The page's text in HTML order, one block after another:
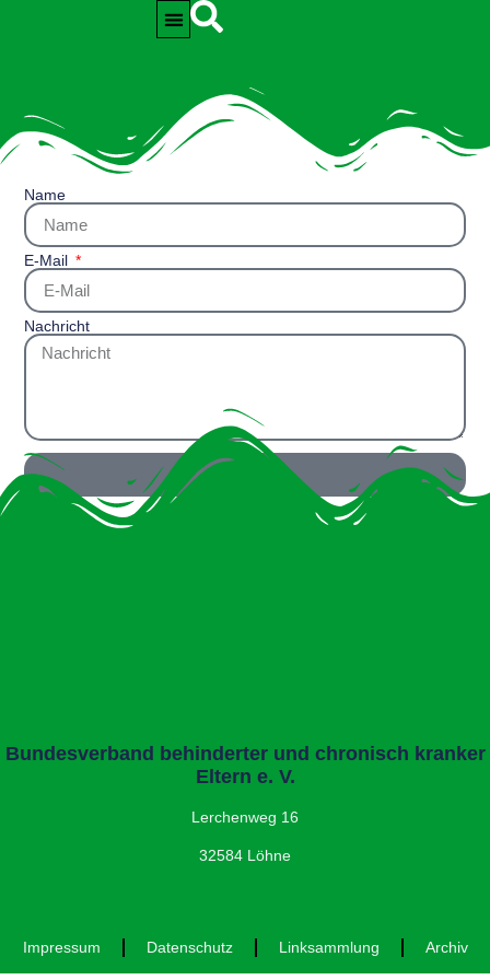
Kontakt
Name
E-Mail
Nachricht
Bundesverband behinderter und chronisch kranker
Eltern e. V.
Lerchenweg 16
32584 Löhne
Impressum Datenschutz Linksammlung Archiv